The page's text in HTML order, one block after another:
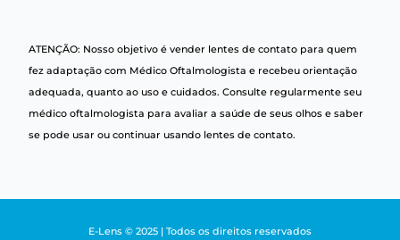
ATENÇÃO: Nosso objetivo é vender lentes de contato para quem
fez adaptação com Médico Oftalmologista e recebeu orientação
adequada, quanto ao uso e cuidados. Consulte regularmente seu
médico oftalmologista para avaliar a saúde de seus olhos e saber
se pode usar ou continuar usando lentes de contato.
E-Lens © 2025 | Todos os direitos reservados